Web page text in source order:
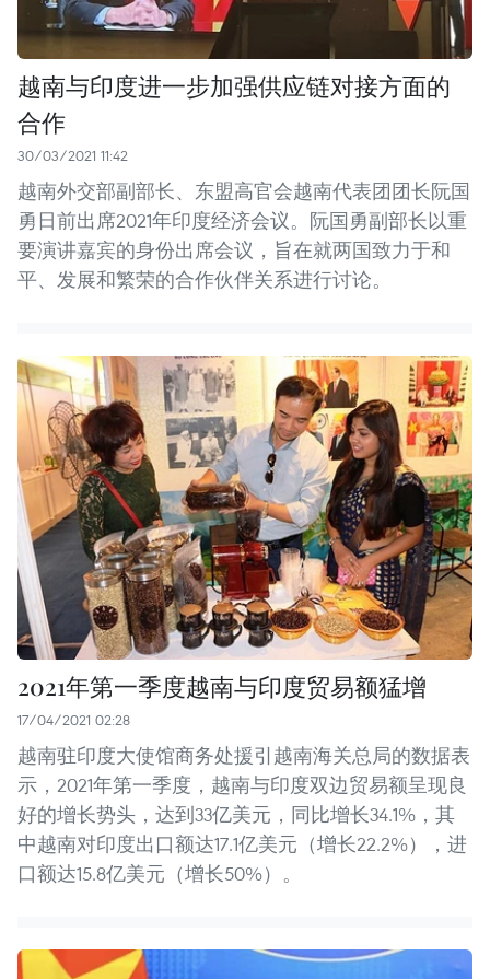
越南与印度进一步加强供应链对接方面的
合作
30/03/2021 11:42
越南外交部副部长、东盟高官会越南代表团团长阮国
勇日前出席2021年印度经济会议。阮国勇副部长以重
要演讲嘉宾的身份出席会议，旨在就两国致力于和
平、发展和繁荣的合作伙伴关系进行讨论。
2021年第一季度越南与印度贸易额猛增
17/04/2021 02:28
越南驻印度大使馆商务处援引越南海关总局的数据表
示，2021年第一季度，越南与印度双边贸易额呈现良
好的增长势头，达到33亿美元，同比增长34.1%，其
中越南对印度出口额达17.1亿美元（增长22.2%），进
口额达15.8亿美元（增长50%）。